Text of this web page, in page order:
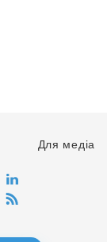
Для медіа